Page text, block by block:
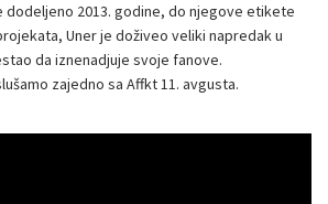
dodeljeno 2013. godine, do njegove etikete
Uner je doživeo veliki napredak u
da iznenadjuje svoje fanove.
zajedno sa Affkt 11. avgusta.